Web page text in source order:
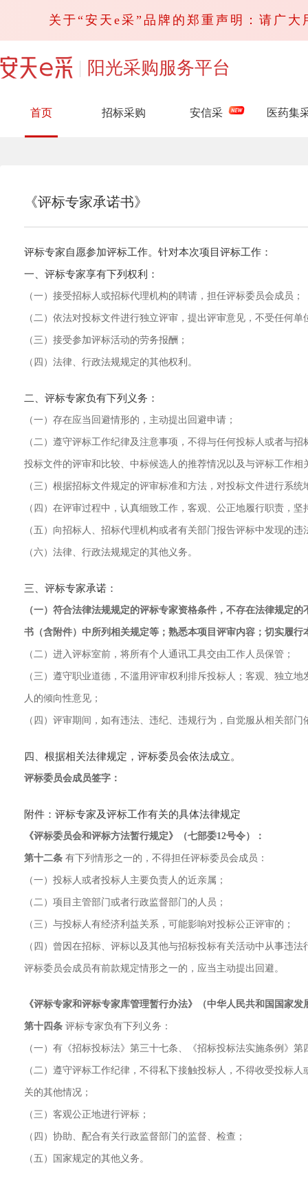
关于“安天e采”品牌的郑重声明：请广
阳光采购服务平台
首页 招标采购 安信采 医药集
《评标专家承诺书》
评标专家自愿参加评标工作。针对本次项目评标工作：
一、评标专家享有下列权利：
（一）接受招标人或招标代理机构的聘请，担任评标委员会成员；
（二）依法对投标文件进行独立评审，提出评审意见，不受任何单
（三）接受参加评标活动的劳务报酬；
（四）法律、行政法规规定的其他权利。
二、评标专家负有下列义务：
（一）存在应当回避情形的，主动提出回避申请；
（二）遵守评标工作纪律及注意事项，不得与任何投标人或者与
投标文件的评审和比较、中标候选人的推荐情况以及与评标工作
（三）根据招标文件规定的评审标准和方法，对投标文件进行系
（四）在评审过程中，认真细致工作，客观、公正地履行职责，
（五）向招标人、招标代理机构或者有关部门报告评标中发现的违
（六）法律、行政法规规定的其他义务。
三、评标专家承诺：
（一）符合法律法规规定的评标专家资格条件，不存在法律规定
书（含附件）中所列相关规定等；熟悉本项目评审内容；切实履
（二）进入评标室前，将所有个人通讯工具交由工作人员保管；
（三）遵守职业道德，不滥用评审权利排斥投标人；客观、独立
人的倾向性意见；
（四）评审期间，如有违法、违纪、违规行为，自觉服从相关部
四、根据相关法律规定，评标委员会依法成立。
评标委员会成员签字：
附件：评标专家及评标工作有关的具体法律规定
《评标委员会和评标方法暂行规定》（七部委12号令）：
第十二条 有下列情形之一的，不得担任评标委员会成员：
（一）投标人或者投标人主要负责人的近亲属；
（二）项目主管部门或者行政监督部门的人员；
（三）与投标人有经济利益关系，可能影响对投标公正评审的；
（四）曾因在招标、评标以及其他与招标投标有关活动中从事违
评标委员会成员有前款规定情形之一的，应当主动提出回避。
《评标专家和评标专家库管理暂行办法》（中华人民共和国国家
第十四条 评标专家负有下列义务：
（一）有《招标投标法》第三十七条、《招标投标法实施条例》
（二）遵守评标工作纪律，不得私下接触投标人，不得收受投标
关的其他情况；
（三）客观公正地进行评标；
（四）协助、配合有关行政监督部门的监督、检查；
（五）国家规定的其他义务。